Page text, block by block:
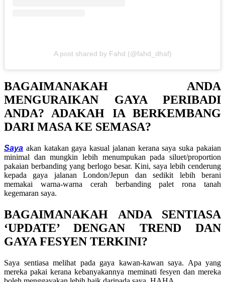
A post shared by Fahd (@fahd_dhaf)
BAGAIMANAKAH ANDA
MENGURAIKAN GAYA PERIBADI
ANDA? ADAKAH IA BERKEMBANG
DARI MASA KE SEMASA?
Saya akan katakan gaya kasual jalanan kerana saya suka pakaian
minimal dan mungkin lebih menumpukan pada siluet/proportion
pakaian berbanding yang berlogo besar. Kini, saya lebih cenderung
kepada gaya jalanan London/Jepun dan sedikit lebih berani
memakai warna-warna cerah berbanding palet rona tanah
kegemaran saya.
BAGAIMANAKAH ANDA SENTIASA
‘UPDATE’ DENGAN TREND DAN
GAYA FESYEN TERKINI?
Saya sentiasa melihat pada gaya kawan-kawan saya. Apa yang
mereka pakai kerana kebanyakannya meminati fesyen dan mereka